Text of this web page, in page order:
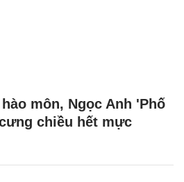
môn, Ngọc Anh 'Phố
chiều hết mực